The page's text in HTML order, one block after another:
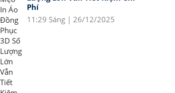
Phí
11:29 Sáng | 26/12/2025